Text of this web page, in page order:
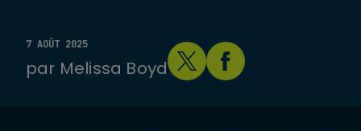
7 AOÛT 2025
par Melissa Boyd